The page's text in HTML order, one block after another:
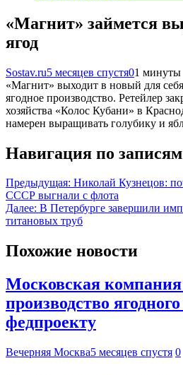
«Магнит» займется
ягод
Sostav.ru5 месяцев спустя01 минуты
«Магнит» выходит в новый для
ягодное производство. Ретейлер
хозяйства «Колос Кубани» в
намерен выращивать голубику и
Навигация по записям
Предыдущая: Николай Кузнецов:
СССР выгнали с флота
Далее: В Петербурге завершили
титановых труб
Похожие новости
Московская
производство
федпроекту
Вечерняя Москва5 месяцев спустя 0